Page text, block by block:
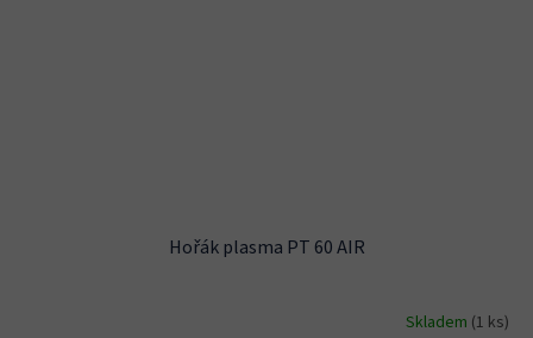
Hořák plasma PT 60 AIR
Skladem (1 ks)